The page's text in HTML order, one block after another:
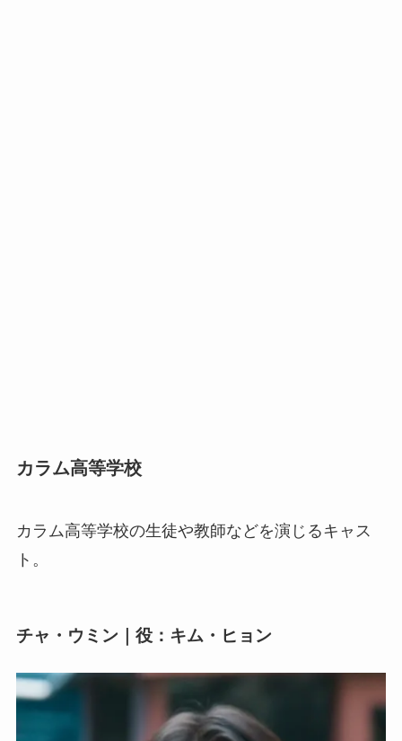
カラム高等学校
カラム高等学校の生徒や教師などを演じるキャス
ト。
チャ・ウミン｜役：キム・ヒョン